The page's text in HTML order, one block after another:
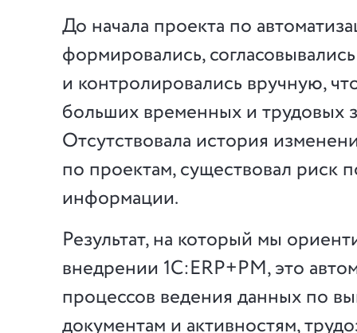
До начала проекта по
формировались, согласовывались
и контролировались вручную,
больших временных и трудовых
Отсутствовала история
по проектам, существовал риск
информации.
Результат, на который мы
внедрении 1С:ERP+PM, это
процессов ведения данных по
документам и активностям,